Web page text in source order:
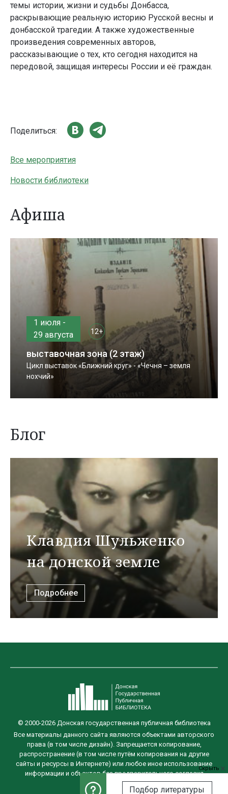
темы истории, жизни и судьбы Донбасса,
раскрывающие реальную историю Русской весны и
донбасской трагедии. А также художественные
произведения современных авторов,
рассказывающие о тех, кто сегодня находится на
передовой, защищая интересы России и её граждан.
Поделиться:
Все мероприятия
Новости библиотеки
Афиша
1 июля -
29 августа
12+
выставочная зона (2 этаж)
Цикл выставок «Ближний круг» - «Чечня – земля
нохчий»
Блог
Клавдия Шульженко
на донской земле
Подробнее
Скрыть
Подбор литературы
© 2000-2026 Донская государственная публичная библиотека
Все материалы данного сайта являются объектами авторского
права (в том числе дизайн). Запрещается копирование,
распространение (в том числе путём копирования на другие
сайты и ресурсы в Интернете) или любое иное использование
информации и объектов без предварительного согласия
правообладателя.